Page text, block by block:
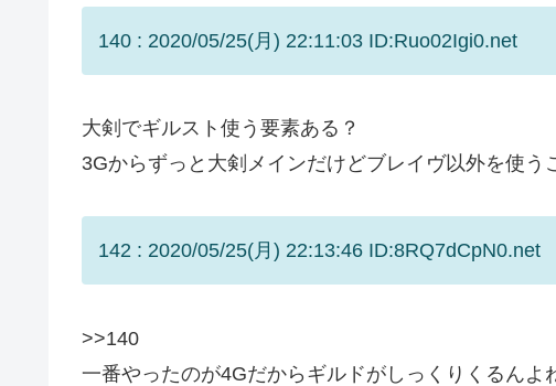
140 : 2020/05/25(月) 22:11:03 ID:Ruo02Igi0.net
大剣でギルスト使う要素ある？
3Gからずっと大剣メインだけどブレイヴ以外を使う
142 : 2020/05/25(月) 22:13:46 ID:8RQ7dCpN0.net
>>140
一番やったのが4Gだからギルドがしっくりくるんよ